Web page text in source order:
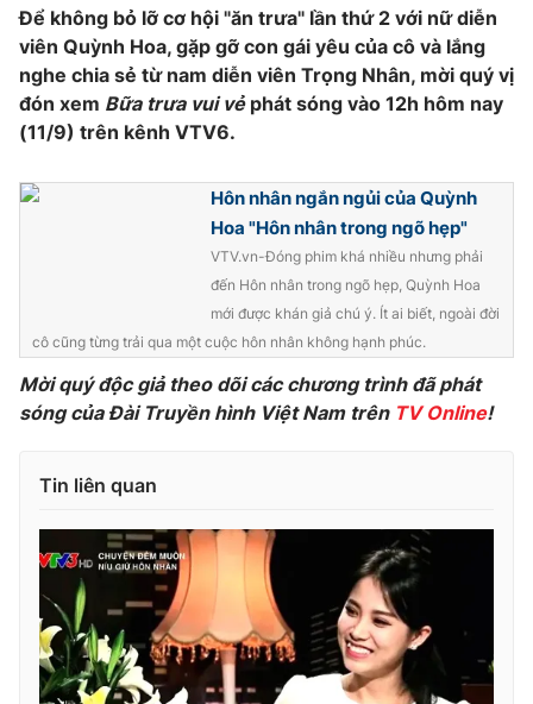
VTV4 Vươn mình bằng AI
VTV9 VTV8
Theo dõi báo trên
Cơ quan báo chí:
Giấy phép hoạt động báo in và báo điện tử số 483/GP-BTTTT
cấp ngày 29/12/2023
Tổng Biên tập:
Vũ Thanh Thủy
Phó Tổng Biên tập:Nguyễn Thị Mỹ Hạnh, Phạm Quốc Thắng,
Nguyễn Trọng Ninh
Tổng đài VTV:024.38 355 931 - 024.38 355 932
Để không bỏ lỡ cơ hội "ăn trưa" lần thứ 2 với nữ diễn
viên Quỳnh Hoa, gặp gỡ con gái yêu của cô và lắng
nghe chia sẻ từ nam diễn viên Trọng Nhân, mời quý vị
đón xem Bữa trưa vui vẻ phát sóng vào 12h hôm nay
(11/9) trên kênh VTV6.
Hôn nhân ngắn ngủi của Quỳnh
Hoa "Hôn nhân trong ngõ hẹp"
VTV.vn-Đóng phim khá nhiều nhưng phải
đến Hôn nhân trong ngõ hẹp, Quỳnh Hoa
mới được khán giả chú ý. Ít ai biết, ngoài đời
cô cũng từng trải qua một cuộc hôn nhân không hạnh phúc.
Mời quý độc giả theo dõi các chương trình đã phát
sóng của Đài Truyền hình Việt Nam trên TV Online!
Tin liên quan